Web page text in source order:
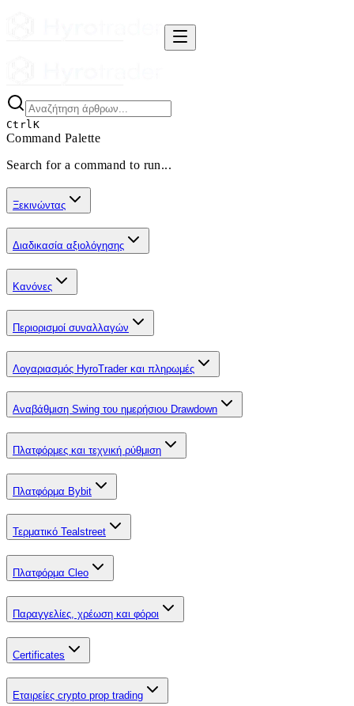
CtrlK
Command Palette
Search for a command to run...
Ξεκινώντας
Διαδικασία αξιολόγησης
Κανόνες
Περιορισμοί συναλλαγών
Λογαριασμός HyroTrader και πληρωμές
Αναβάθμιση Swing του ημερήσιου Drawdown
Πλατφόρμες και τεχνική ρύθμιση
Πλατφόρμα Bybit
Τερματικό Tealstreet
Πλατφόρμα Cleo
Παραγγελίες, χρέωση και φόροι
Certificates
Εταιρείες crypto prop trading